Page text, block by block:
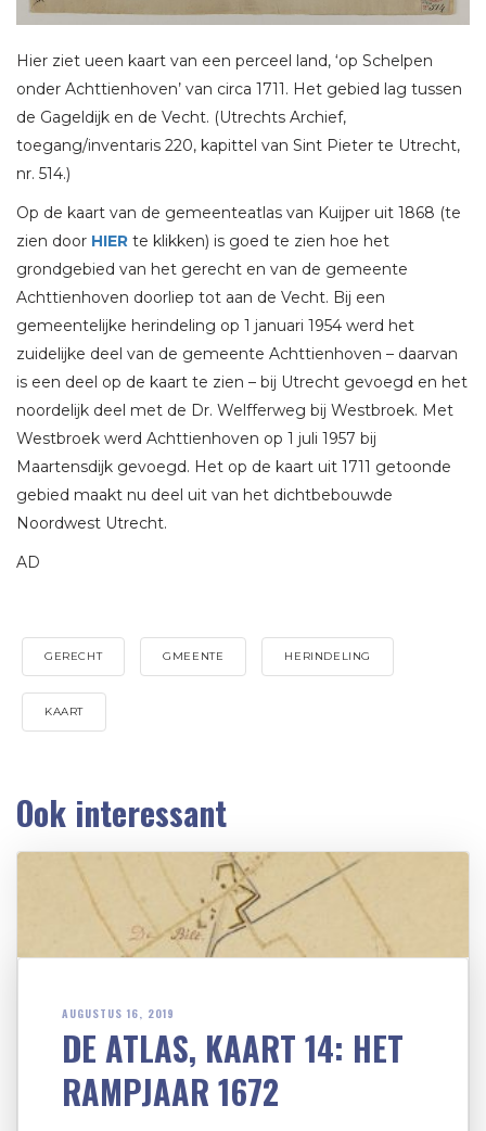
Hier ziet ueen kaart van een perceel land, ‘op Schelpen
onder Achttienhoven’ van circa 1711. Het gebied lag tussen
de Gageldijk en de Vecht. (Utrechts Archief,
toegang/inventaris 220, kapittel van Sint Pieter te Utrecht,
nr. 514.)
Op de kaart van de gemeenteatlas van Kuijper uit 1868 (te
zien door HIER te klikken) is goed te zien hoe het
grondgebied van het gerecht en van de gemeente
Achttienhoven doorliep tot aan de Vecht. Bij een
gemeentelijke herindeling op 1 januari 1954 werd het
zuidelijke deel van de gemeente Achttienhoven – daarvan
is een deel op de kaart te zien – bij Utrecht gevoegd en het
noordelijk deel met de Dr. Welfferweg bij Westbroek. Met
Westbroek werd Achttienhoven op 1 juli 1957 bij
Maartensdijk gevoegd. Het op de kaart uit 1711 getoonde
gebied maakt nu deel uit van het dichtbebouwde
Noordwest Utrecht.
AD
GERECHT GMEENTE HERINDELING
KAART
Ook interessant
AUGUSTUS 16, 2019
DE ATLAS, KAART 14: HET
RAMPJAAR 1672